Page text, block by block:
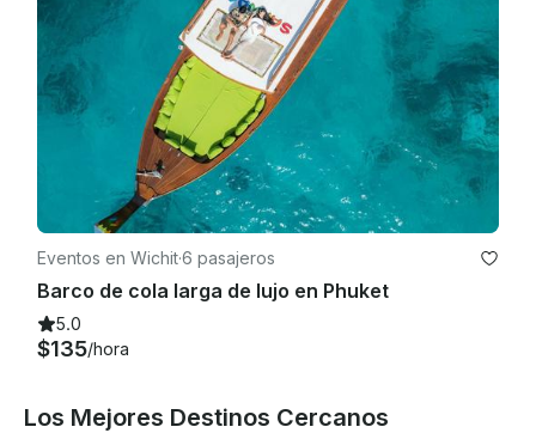
Eventos en Wichit·6 pasajeros
Barco de cola larga de lujo en Phuket
5.0
$135/hora
Los Mejores Destinos Cercanos